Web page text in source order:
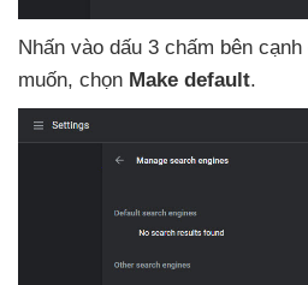
Nhấn vào dấu 3 chấm bên
muốn, chọn Make default.